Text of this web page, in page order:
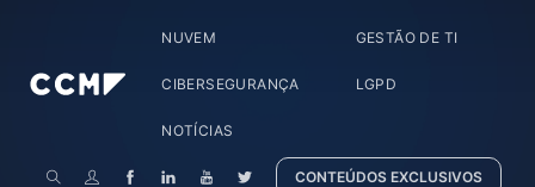
NUVEM GESTÃO DE TI
CIBERSEGURANÇA LGPD
NOTÍCIAS
CONTEÚDOS EXCLUSIVOS